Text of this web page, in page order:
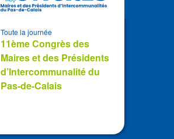
11ème Congrès des
Maires et des Présidents
d’Intercommunalité du
Pas-de-Calais
Toute la journée